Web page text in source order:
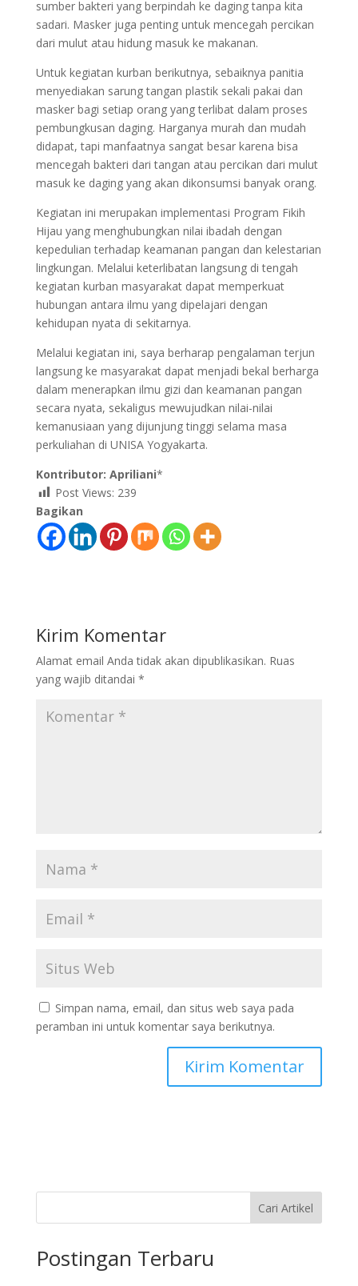
sumber bakteri yang berpindah ke daging tanpa kita
sadari. Masker juga penting untuk mencegah percikan
dari mulut atau hidung masuk ke makanan.
Untuk kegiatan kurban berikutnya, sebaiknya panitia
menyediakan sarung tangan plastik sekali pakai dan
masker bagi setiap orang yang terlibat dalam proses
pembungkusan daging. Harganya murah dan mudah
didapat, tapi manfaatnya sangat besar karena bisa
mencegah bakteri dari tangan atau percikan dari mulut
masuk ke daging yang akan dikonsumsi banyak orang.
Kegiatan ini merupakan implementasi Program Fikih
Hijau yang menghubungkan nilai ibadah dengan
kepedulian terhadap keamanan pangan dan kelestarian
lingkungan. Melalui keterlibatan langsung di tengah
kegiatan kurban masyarakat dapat memperkuat
hubungan antara ilmu yang dipelajari dengan
kehidupan nyata di sekitarnya.
Melalui kegiatan ini, saya berharap pengalaman terjun
langsung ke masyarakat dapat menjadi bekal berharga
dalam menerapkan ilmu gizi dan keamanan pangan
secara nyata, sekaligus mewujudkan nilai-nilai
kemanusiaan yang dijunjung tinggi selama masa
perkuliahan di UNISA Yogyakarta.
Kontributor: Apriliani*
Post Views: 239
Bagikan
Kirim Komentar
Alamat email Anda tidak akan dipublikasikan. Ruas
yang wajib ditandai *
Simpan nama, email, dan situs web saya pada
peramban ini untuk komentar saya berikutnya.
Cari Artikel
Postingan Terbaru